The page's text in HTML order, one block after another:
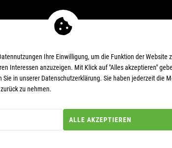
Artikel-Nummer: 20000085
Ihre Einwilligung, um die Funktion der Website
Interessen anzuzeigen. Mit Klick auf "Alles akzeptieren"
Sie in unserer Datenschutzerklärung. Sie haben jederzeit die
zu nehmen.
ALLE AKZEPTIEREN